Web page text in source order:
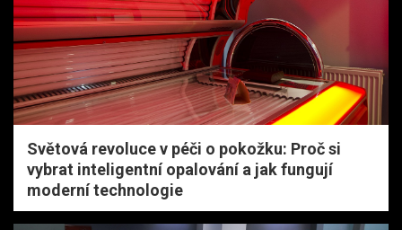
Světová revoluce v péči o pokožku: Proč si
vybrat inteligentní opalování a jak fungují
moderní technologie